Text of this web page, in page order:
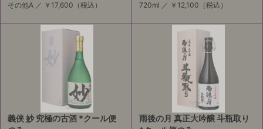
その他A ／ ￥17,600 （税込） 720ml ／ ￥12,100 （税込）
義侠 妙 究極の古酒 *クール便
雨後の月 真正大吟醸 斗瓶取り